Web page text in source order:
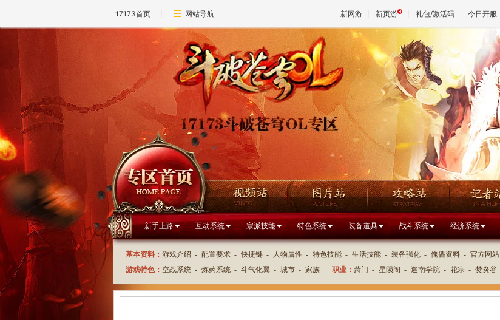
17173首页 网站导航 新网游 新页游 礼包/激活码 今日开服
新手上路 互动系统 宗派技能 特色系统 装备道具 战斗系统 经济系统
基本资料： 游戏介绍 - 配置要求 - 快捷键 - 人物属性 - 特色技能 - 生活技能 - 装备强化 - 傀儡资料 - 官方网站
游戏特色： 空战系统 - 炼药系统 - 斗气化翼 - 城市 - 家族 职业： 萧门 - 星陨阁 - 迦南学院 - 花宗 - 焚炎谷